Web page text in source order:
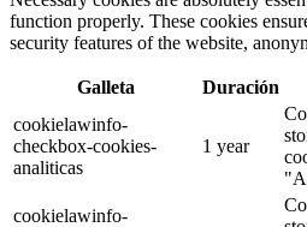
function properly. These cookies
security features of the website,
Galleta Duración
cookielawinfo-
checkbox-cookies-
analiticas
1 year
cookielawinfo-